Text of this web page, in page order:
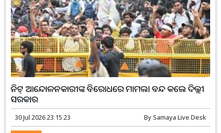
ନିଟ୍‌ ଆନ୍ଦୋଳନକାରୀଙ୍କ ବିରୋଧରେ ମାମଲା ବନ୍ଦ କଲେ ଦିଲ୍ଲୀ
ସରକାର
30 Jul 2026 23:15:23 BySamaya Live Desk